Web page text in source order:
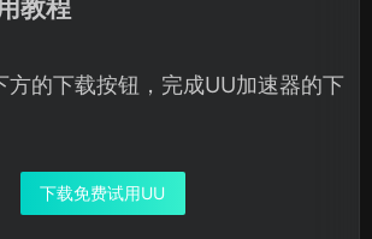
教程
方的下载按钮，完成UU加速器的下
下载免费试用UU